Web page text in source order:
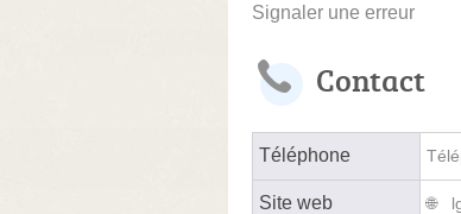
Signaler une erreur
Contact
Téléphone
Site web